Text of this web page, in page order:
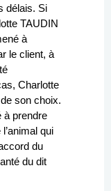
délais. Si
TAUDIN
à
le client, à
Charlotte
son choix.
à prendre
qui
du
du dit